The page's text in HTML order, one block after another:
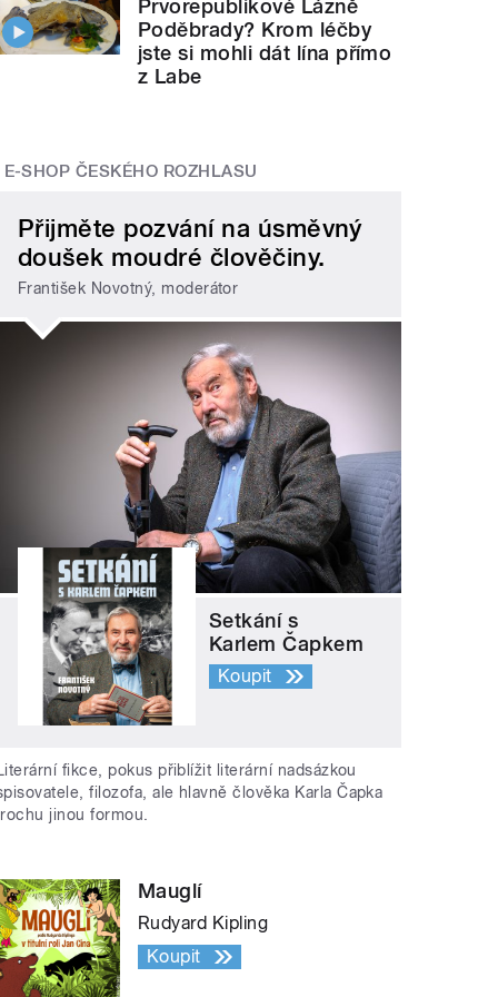
Prvorepublikové Lázně
Poděbrady? Krom léčby
jste si mohli dát lína přímo
z Labe
E-SHOP ČESKÉHO ROZHLASU
Přijměte pozvání na úsměvný
doušek moudré člověčiny.
František Novotný, moderátor
Setkání s
Karlem Čapkem
Koupit
fikce, pokus přiblížit literární nadsázkou
filozofa, ale hlavně člověka Karla Čapka
jinou formou.
Mauglí
Rudyard Kipling
Koupit